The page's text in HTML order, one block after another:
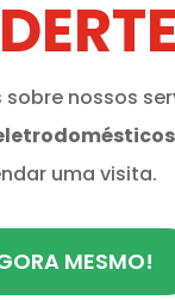
sobre nossos
uma visita.
MESMO!